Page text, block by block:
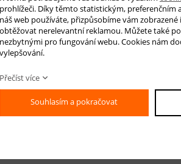
E-mail *
Váš dotaz
prohlížeči. Díky těmto statistickým, preferenčním
náš web používáte, přizpůsobíme vám
obtěžovat nerelevantní reklamou. Můžete také
nezbytnými pro fungování webu. Cookies nám
vylepšování.
Přečíst více
Souhlasím a pokračovat